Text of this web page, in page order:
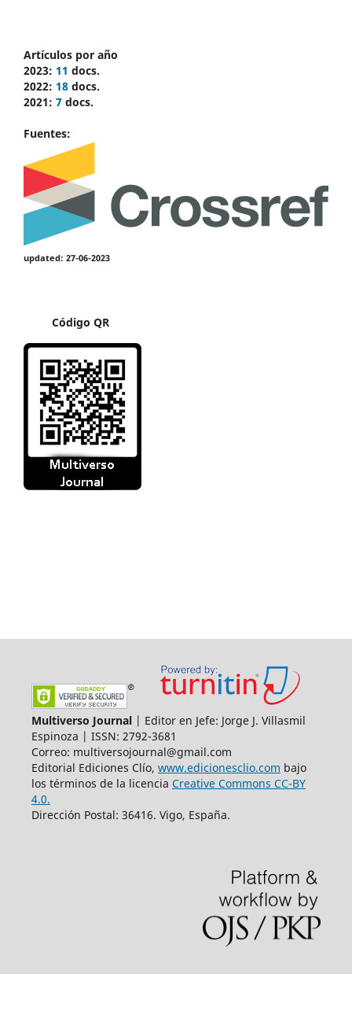
Artículos por año
2023: 11 docs.
2022: 18 docs.
2021: 7 docs.
Fuentes:
updated: 27-06-2023
Código QR
Multiverso Journal| Editor en Jefe: Jorge J. Villasmil
Espinoza | ISSN: 2792-3681
Correo: multiversojournal@gmail.com
Editorial Ediciones Clío, www.edicionesclio.com bajo
los términos de la licencia Creative Commons CC-BY
4.0.
Dirección Postal: 36416. Vigo, España.